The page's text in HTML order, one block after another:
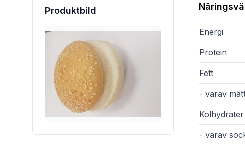
Produktbild
Energi
Protein
Fett
- varav
Kolhydrater
- varav